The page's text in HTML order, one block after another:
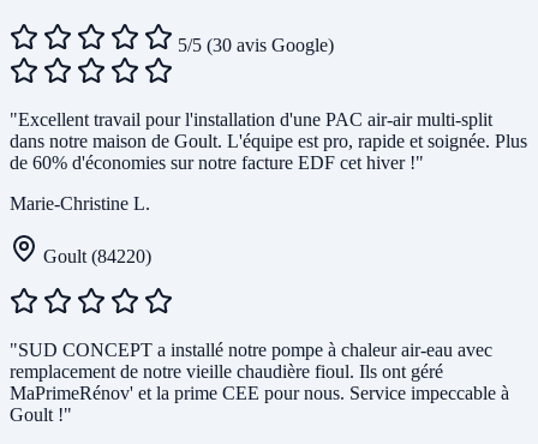
5/5 (30 avis Google)
"Excellent travail pour l'installation d'une PAC air-air multi-split
dans notre maison de Goult. L'équipe est pro, rapide et soignée. Plus
de 60% d'économies sur notre facture EDF cet hiver !"
Marie-Christine L.
Goult (84220)
"SUD CONCEPT a installé notre pompe à chaleur air-eau avec
remplacement de notre vieille chaudière fioul. Ils ont géré
MaPrimeRénov' et la prime CEE pour nous. Service impeccable à
Goult !"